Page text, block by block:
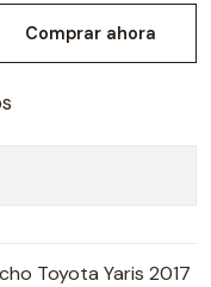
Comprar ahora
Toyota Yaris 2017